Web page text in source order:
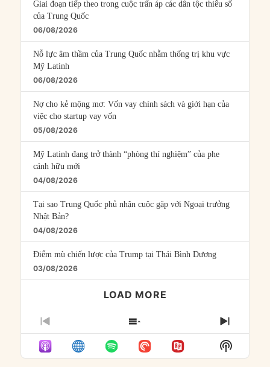
Giai đoạn tiếp theo trong cuộc trấn áp các dân tộc thiểu số
của Trung Quốc
06/08/2026
Nỗ lực âm thầm của Trung Quốc nhằm thống trị khu vực
Mỹ Latinh
06/08/2026
Nợ cho kẻ mộng mơ: Vốn vay chính sách và giới hạn của
việc cho startup vay vốn
05/08/2026
Mỹ Latinh đang trở thành “phòng thí nghiệm” của phe
cánh hữu mới
04/08/2026
Tại sao Trung Quốc phủ nhận cuộc gặp với Ngoại trưởng
Nhật Bản?
04/08/2026
Điểm mù chiến lược của Trump tại Thái Bình Dương
03/08/2026
LOAD MORE
PREVIOUS
EPISODE
SHOW
EPISODES
LIST
NEXT
Show
Podcast